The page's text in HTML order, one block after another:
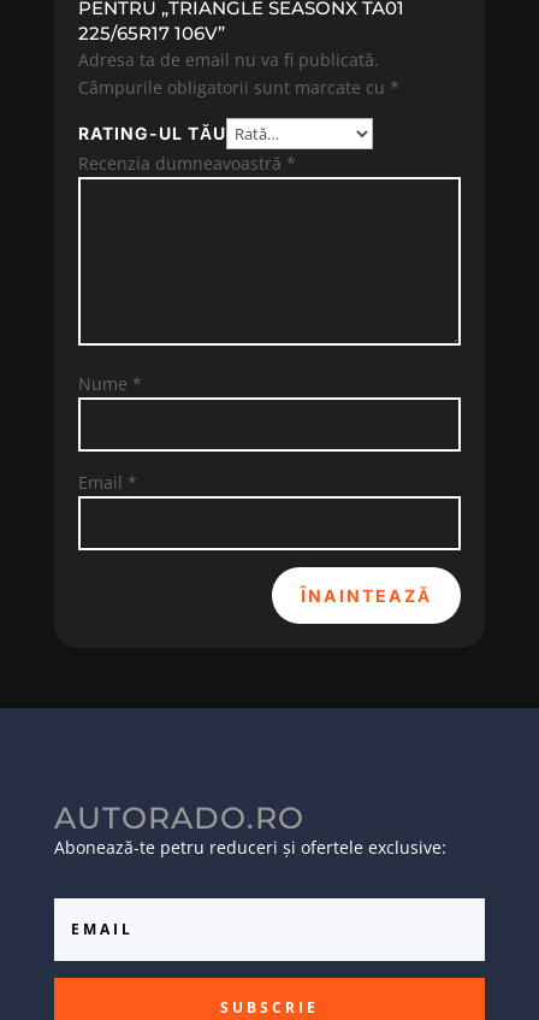
PENTRU „TRIANGLE SEASONX TA01
225/65R17 106V”
Adresa ta de email nu va fi publicată.
Câmpurile obligatorii sunt marcate cu *
RATING-UL TĂU
Recenzia dumneavoastră *
Nume *
Email *
ÎNAINTEAZĂ
AUTORADO.RO
Abonează-te petru reduceri și ofertele exclusive:
SUBSCRIE